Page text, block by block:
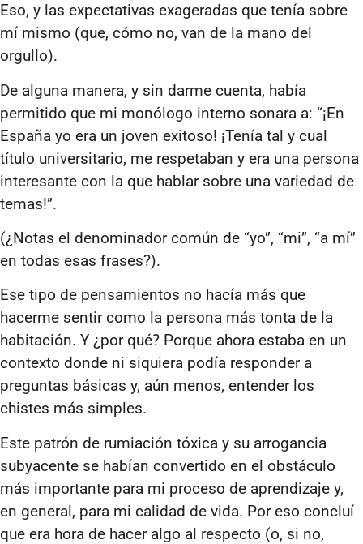
Eso, y las expectativas exageradas que tenía sobre
mí mismo (que, cómo no, van de la mano del
orgullo).
De alguna manera, y sin darme cuenta, había
permitido que mi monólogo interno sonara a: “¡En
España yo era un joven exitoso! ¡Tenía tal y cual
título universitario, me respetaban y era una persona
interesante con la que hablar sobre una variedad de
temas!”.
(¿Notas el denominador común de “yo”, “mi”, “a mí”
en todas esas frases?).
Ese tipo de pensamientos no hacía más que
hacerme sentir como la persona más tonta de la
habitación. Y ¿por qué? Porque ahora estaba en un
contexto donde ni siquiera podía responder a
preguntas básicas y, aún menos, entender los
chistes más simples.
Este patrón de rumiación tóxica y su arrogancia
subyacente se habían convertido en el obstáculo
más importante para mi proceso de aprendizaje y,
en general, para mi calidad de vida. Por eso concluí
que era hora de hacer algo al respecto (o, si no,